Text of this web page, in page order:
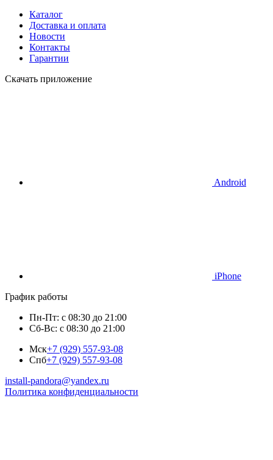
Каталог
Доставка и оплата
Новости
Контакты
Гарантии
Скачать приложение
Android
iPhone
График работы
Пн-Пт: с 08:30 до 21:00
Сб-Вс: с 08:30 до 21:00
Мск+7 (929) 557-93-08
Спб+7 (929) 557-93-08
install-pandora@yandex.ru
Политика конфиденциальности